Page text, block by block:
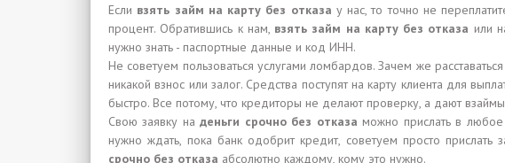
Если взять займ на карту без отказа у нас, то точно не
процент. Обратившись к нам, взять займ на карту без отказа или
нужно знать - паспортные данные и код ИНН.
Не советуем пользоваться услугами ломбардов. Зачем же
никакой взнос или залог. Средства поступят на карту клиента для
быстро. Все потому, что кредиторы не делают проверку, а дают взаймы
Свою заявку наденьги срочно без отказа можно прислать в любое
нужно ждать, пока банк одобрит кредит, советуем просто
срочно без отказа абсолютно каждому, кому это нужно.